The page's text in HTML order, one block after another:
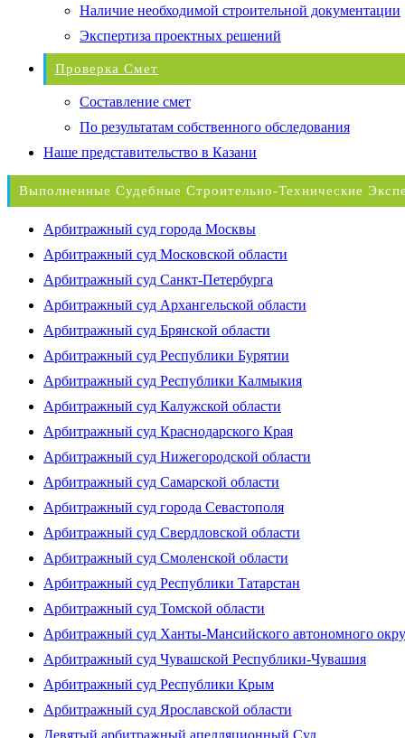
Наличие необходимой строительной документации
Экспертиза проектных решений
Проверка Смет
Составление смет
По результатам собственного обследования
Наше представительство в Казани
Выполненные Судебные Строительно-Технические
Арбитражный суд города Москвы
Арбитражный суд Московской области
Арбитражный суд Санкт-Петербурга
Арбитражный суд Архангельской области
Арбитражный суд Брянской области
Арбитражный суд Республики Бурятии
Арбитражный суд Республики Калмыкия
Арбитражный суд Калужской области
Арбитражный суд Краснодарского Края
Арбитражный суд Нижегородской области
Арбитражный суд Самарской области
Арбитражный суд города Севастополя
Арбитражный суд Свердловской области
Арбитражный суд Смоленской области
Арбитражный суд Республики Татарстан
Арбитражный суд Томской области
Арбитражный суд Ханты-Мансийского автономного
Арбитражный суд Чувашской Республики-Чувашия
Арбитражный суд Республики Крым
Арбитражный суд Ярославской области
Девятый арбитражный апелляционный Суд